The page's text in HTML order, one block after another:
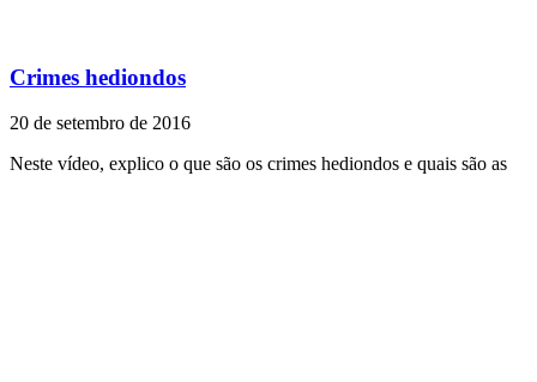
Crimes hediondos
20 de setembro de 2016
Neste vídeo, explico o que são os crimes hediondos e quais são as